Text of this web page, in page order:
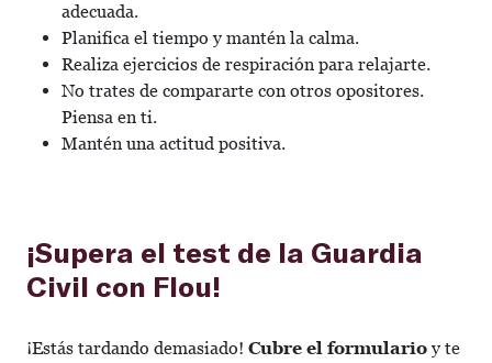
adecuada.
Planifica el tiempo y mantén la calma.
Realiza ejercicios de respiración para relajarte.
No trates de compararte con otros opositores.
Piensa en ti.
Mantén una actitud positiva.
¡Supera el test de la Guardia
Civil con Flou!
¡Estás tardando demasiado! Cubre el formularioy te